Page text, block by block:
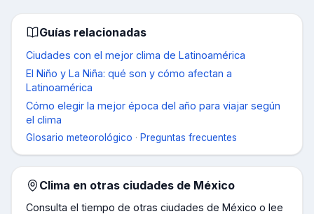
Guías relacionadas
Ciudades con el mejor clima de Latinoamérica
El Niño y La Niña: qué son y cómo afectan a
Latinoamérica
Cómo elegir la mejor época del año para viajar según
el clima
Glosario meteorológico · Preguntas frecuentes
Clima en otras ciudades de México
Consulta el tiempo de otras ciudades de México o lee